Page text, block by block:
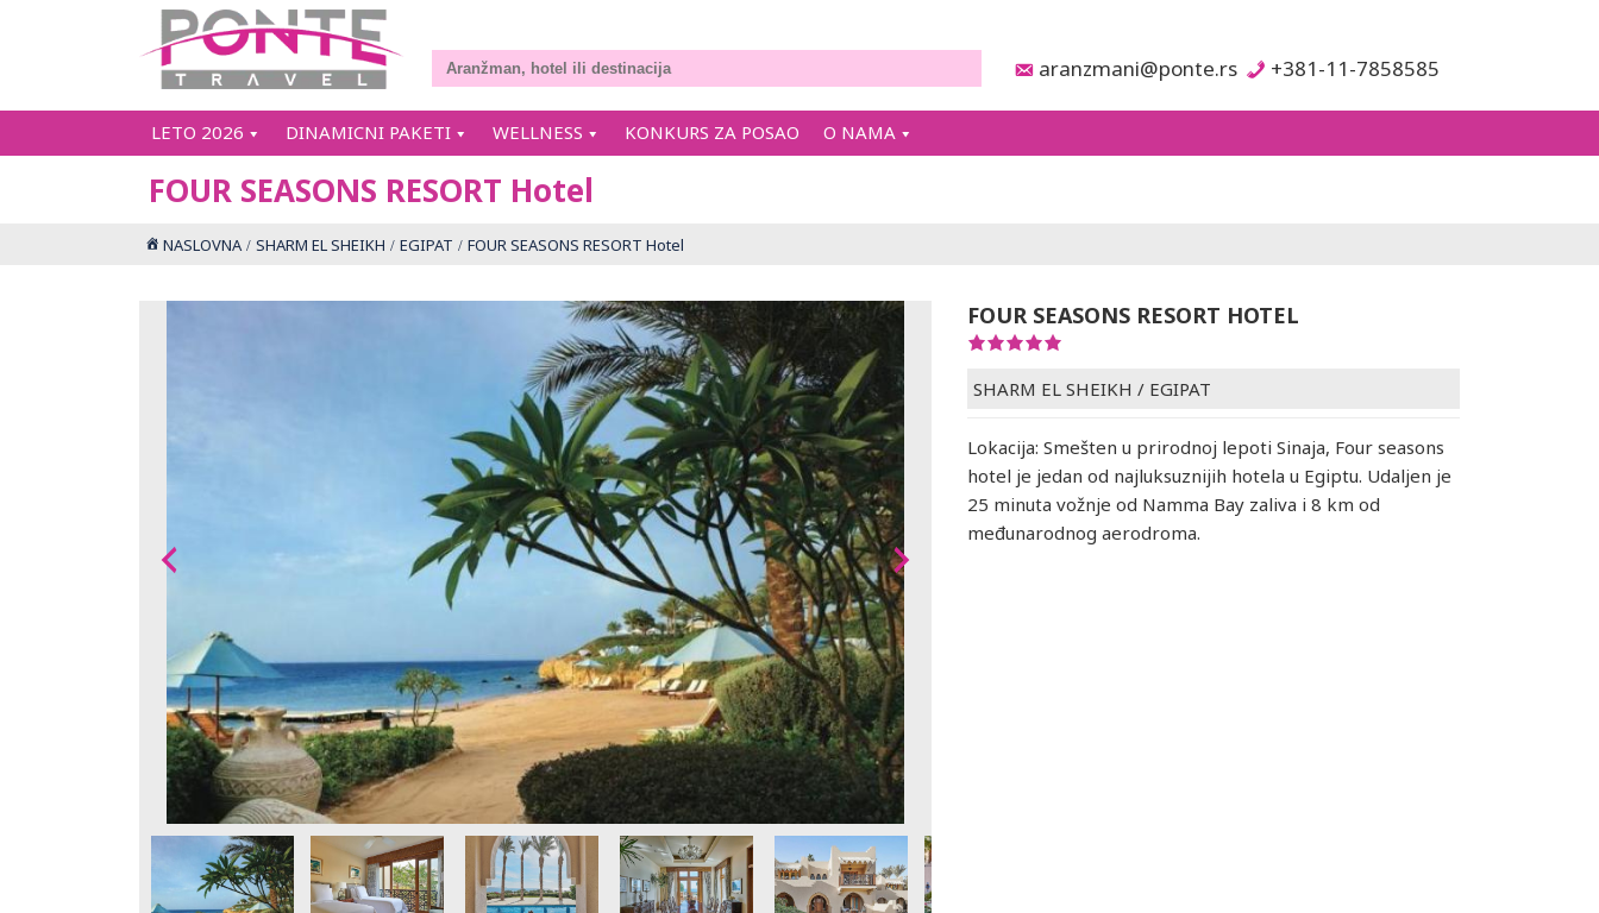
aranzmani@ponte.rs +381-11-7858585
LETO 2026 DINAMICNI PAKETI WELLNESS KONKURS ZA POSAO O NAMA
FOUR SEASONS RESORT Hotel
NASLOVNA SHARM EL SHEIKH EGIPAT FOUR SEASONS RESORT Hotel
FOUR SEASONS RESORT HOTEL
SHARM EL SHEIKH / EGIPAT
Lokacija: Smešten u prirodnoj lepoti Sinaja, Four seasons
hotel je jedan od najluksuznijih hotela u Egiptu. Udaljen je
25 minuta vožnje od Namma Bay zaliva i 8 km od
međunarodnog aerodroma.